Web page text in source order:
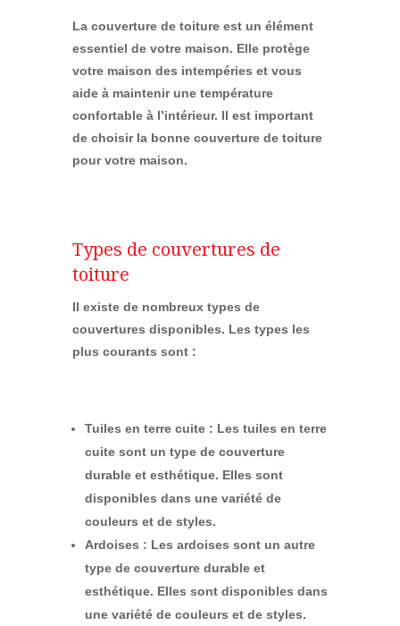
La couverture de toiture est un élément
essentiel de votre maison. Elle protège
votre maison des intempéries et vous
aide à maintenir une température
confortable à l’intérieur. Il est important
de choisir la bonne couverture de toiture
pour votre maison.
Types de couvertures de
toiture
Il existe de nombreux types de
couvertures disponibles. Les types les
plus courants sont :
Tuiles en terre cuite : Les tuiles en terre
cuite sont un type de couverture
durable et esthétique. Elles sont
disponibles dans une variété de
couleurs et de styles.
Ardoises : Les ardoises sont un autre
type de couverture durable et
esthétique. Elles sont disponibles dans
une variété de couleurs et de styles.